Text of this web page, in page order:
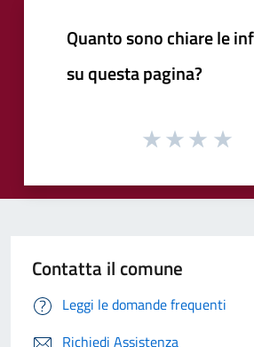
Quanto sono chiare le
su questa pagina?
Contatta il comune
Leggi le domande frequenti
Richiedi Assistenza